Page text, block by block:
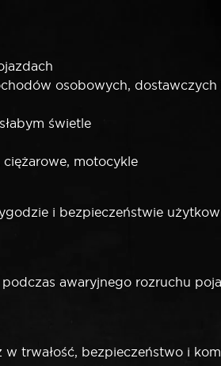
osobowych,
świetle
motocykle
i bezpieczeństwie
awaryjnego rozruchu
trwałość, bezpieczeństwo i